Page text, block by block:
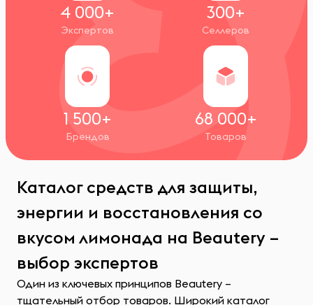
4 000+
Экспертов
300+
Селлеров
1 500+
Брендов
68 000+
Товаров
Каталог средств для защиты,
энергии и восстановления со
вкусом лимонада на Beautery –
выбор экспертов
Один из ключевых принципов Beautery –
тщательный отбор товаров. Широкий каталог